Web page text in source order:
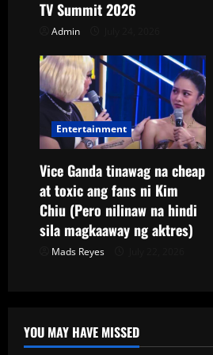
TV Summit 2026
Admin
Entertainment
Vice Ganda tinawag na cheap
at toxic ang fans ni Kim
Chiu (Pero nilinaw na hindi
sila magkaaway ng aktres)
Mads Reyes
YOU MAY HAVE MISSED